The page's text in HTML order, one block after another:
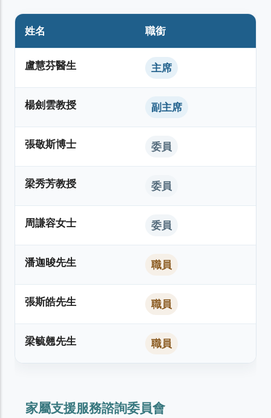
姓名 職銜
盧慧芬醫生 主席
楊劍雲教授 副主席
張敬斯博士 委員
梁秀芳教授 委員
周謙容女士 委員
潘迦晙先生 職員
張斯皓先生 職員
梁毓翹先生 職員
家屬支援服務諮詢委員會